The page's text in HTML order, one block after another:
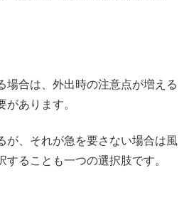
場合は、外出時の注意点が増える
があります。
が、それが急を要さない場合は風
することも一つの選択肢です。